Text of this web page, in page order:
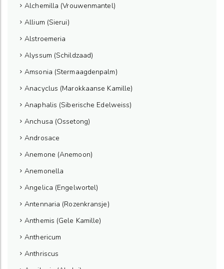
Alchemilla (Vrouwenmantel)
Allium (Sierui)
Alstroemeria
Alyssum (Schildzaad)
Amsonia (Stermaagdenpalm)
Anacyclus (Marokkaanse Kamille)
Anaphalis (Siberische Edelweiss)
Anchusa (Ossetong)
Androsace
Anemone (Anemoon)
Anemonella
Angelica (Engelwortel)
Antennaria (Rozenkransje)
Anthemis (Gele Kamille)
Anthericum
Anthriscus